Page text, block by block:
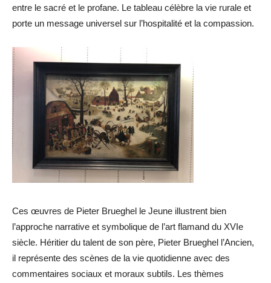
entre le sacré et le profane. Le tableau célèbre la vie rurale et
porte un message universel sur l’hospitalité et la compassion.
Ces œuvres de Pieter Brueghel le Jeune illustrent bien
l’approche narrative et symbolique de l’art flamand du XVIe
siècle. Héritier du talent de son père, Pieter Brueghel l’Ancien,
il représente des scènes de la vie quotidienne avec des
commentaires sociaux et moraux subtils. Les thèmes